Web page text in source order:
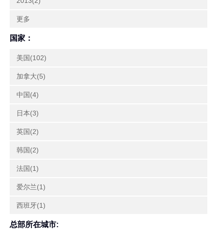
更多
国家：
美国(102)
加拿大(5)
中国(4)
日本(3)
英国(2)
韩国(2)
法国(1)
爱尔兰(1)
西班牙(1)
总部所在城市: